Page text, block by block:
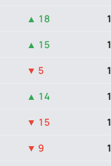
▲ 18
▲ 15
▼ 5
▲ 14
▼ 15
▼ 9